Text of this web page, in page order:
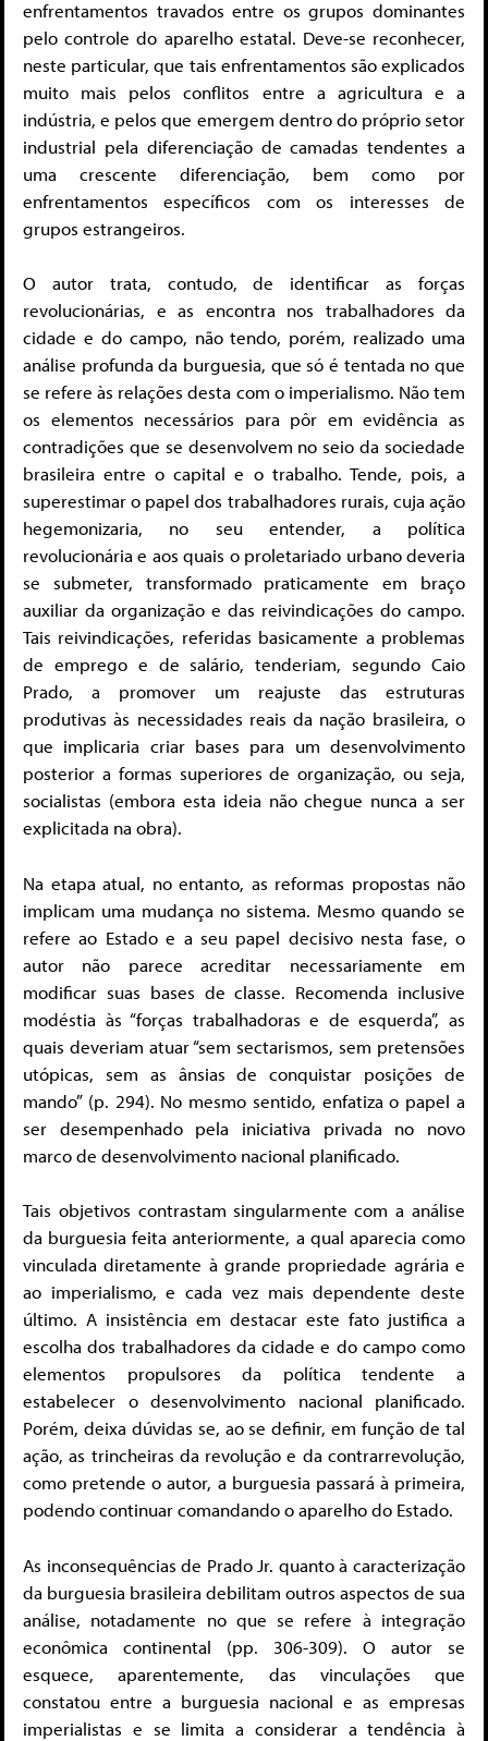
enfrentamentos travados entre os grupos dominantes
pelo controle do aparelho estatal. Deve-se reconhecer,
neste particular, que tais enfrentamentos são explicados
muito mais pelos conflitos entre a agricultura e a
indústria, e pelos que emergem dentro do próprio setor
industrial pela diferenciação de camadas tendentes a
uma crescente diferenciação, bem como por
enfrentamentos específicos com os interesses de
grupos estrangeiros.
O autor trata, contudo, de identificar as forças
revolucionárias, e as encontra nos trabalhadores da
cidade e do campo, não tendo, porém, realizado uma
análise profunda da burguesia, que só é tentada no que
se refere às relações desta com o imperialismo. Não tem
os elementos necessários para pôr em evidência as
contradições que se desenvolvem no seio da sociedade
brasileira entre o capital e o trabalho. Tende, pois, a
superestimar o papel dos trabalhadores rurais, cuja ação
hegemonizaria, no seu entender, a política
revolucionária e aos quais o proletariado urbano deveria
se submeter, transformado praticamente em braço
auxiliar da organização e das reivindicações do campo.
Tais reivindicações, referidas basicamente a problemas
de emprego e de salário, tenderiam, segundo Caio
Prado, a promover um reajuste das estruturas
produtivas às necessidades reais da nação brasileira, o
que implicaria criar bases para um desenvolvimento
posterior a formas superiores de organização, ou seja,
socialistas (embora esta ideia não chegue nunca a ser
explicitada na obra).
Na etapa atual, no entanto, as reformas propostas não
implicam uma mudança no sistema. Mesmo quando se
refere ao Estado e a seu papel decisivo nesta fase, o
autor não parece acreditar necessariamente em
modificar suas bases de classe. Recomenda inclusive
modéstia às “forças trabalhadoras e de esquerda”, as
quais deveriam atuar “sem sectarismos, sem pretensões
utópicas, sem as ânsias de conquistar posições de
mando” (p. 294). No mesmo sentido, enfatiza o papel a
ser desempenhado pela iniciativa privada no novo
marco de desenvolvimento nacional planificado.
Tais objetivos contrastam singularmente com a análise
da burguesia feita anteriormente, a qual aparecia como
vinculada diretamente à grande propriedade agrária e
ao imperialismo, e cada vez mais dependente deste
último. A insistência em destacar este fato justifica a
escolha dos trabalhadores da cidade e do campo como
elementos propulsores da política tendente a
estabelecer o desenvolvimento nacional planificado.
Porém, deixa dúvidas se, ao se definir, em função de tal
ação, as trincheiras da revolução e da contrarrevolução,
como pretende o autor, a burguesia passará à primeira,
podendo continuar comandando o aparelho do Estado.
As inconsequências de Prado Jr. quanto à caracterização
da burguesia brasileira debilitam outros aspectos de sua
análise, notadamente no que se refere à integração
econômica continental (pp. 306-309). O autor se
esquece, aparentemente, das vinculações que
constatou entre a burguesia nacional e as empresas
imperialistas e se limita a considerar a tendência à